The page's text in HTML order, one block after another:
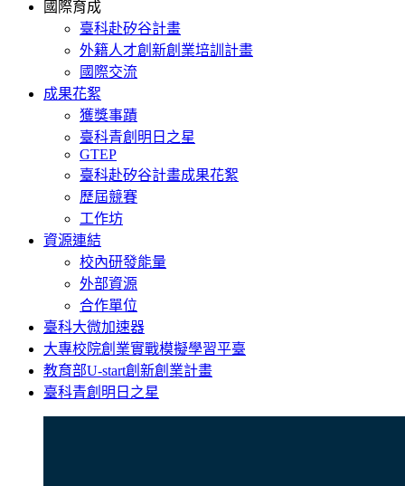
國際育成
臺科赴矽谷計畫
外籍人才創新創業培訓計畫
國際交流
成果花絮
獲獎事蹟
臺科青創明日之星
GTEP
臺科赴矽谷計畫成果花絮
歷屆競賽
工作坊
資源連結
校內研發能量
外部資源
合作單位
臺科大微加速器
大專校院創業實戰模擬學習平臺
教育部U-start創新創業計畫
臺科青創明日之星